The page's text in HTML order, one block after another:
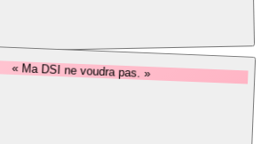
« Ma DSI ne voudra pas. »